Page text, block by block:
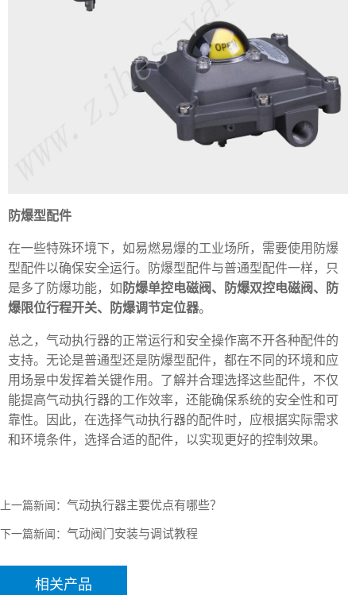
防爆型配件
在一些特殊环境下，如易燃易爆的工业场所，需要使用防爆
型配件以确保安全运行。防爆型配件与普通型配件一样，只
是多了防爆功能，如 防爆单控电磁阀、防爆双控电磁阀、防
爆限位行程开关、防爆调节定位器。
总之，气动执行器的正常运行和安全操作离不开各种配件的
支持。无论是普通型还是防爆型配件，都在不同的环境和应
用场景中发挥着关键作用。了解并合理选择这些配件，不仅
能提高气动执行器的工作效率，还能确保系统的安全性和可
靠性。因此，在选择气动执行器的配件时，应根据实际需求
和环境条件，选择合适的配件，以实现更好的控制效果。
上一篇新闻： 气动执行器主要优点有哪些？
下一篇新闻： 气动阀门安装与调试教程
相关产品